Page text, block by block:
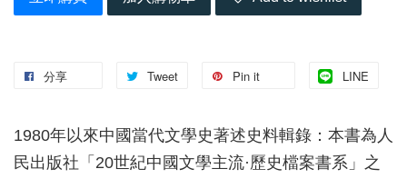
分享 Tweet Pin it LINE
1980年以來中國當代文學史著述史料輯錄：本書為人
民出版社「20世紀中國文學主流·歷史檔案書系」之